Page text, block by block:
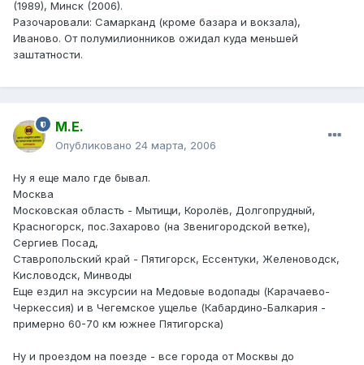
(1989), Минск (2006).
Разочаровали: Самарканд (кроме базара и вокзала),
Иваново. От полумилионников ожидал куда меньшей
заштатности.
М.Е.
Опубликовано 24 марта, 2006
Ну я еще мало где бывал.
Москва
Московская область - Мытищи, Королёв, Долгопрудный,
Красногорск, пос.Захарово (на Звенигородской ветке),
Сергиев Посад,
Ставропольский край - Пятигорск, Ессентуки, Желеноводск,
Кисловодск, Минводы
Еще ездил на эксурсии на Медовые водопады (Карачаево-
Черкессия) и в Чегемское ущелье (Кабардино-Балкария -
примерно 60-70 км южнее Пятигорска)
Ну и проездом на поезде - все города от Москвы до